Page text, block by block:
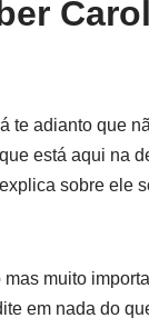
Carol
te adianto que
está aqui na
sobre ele
muito
em nada do